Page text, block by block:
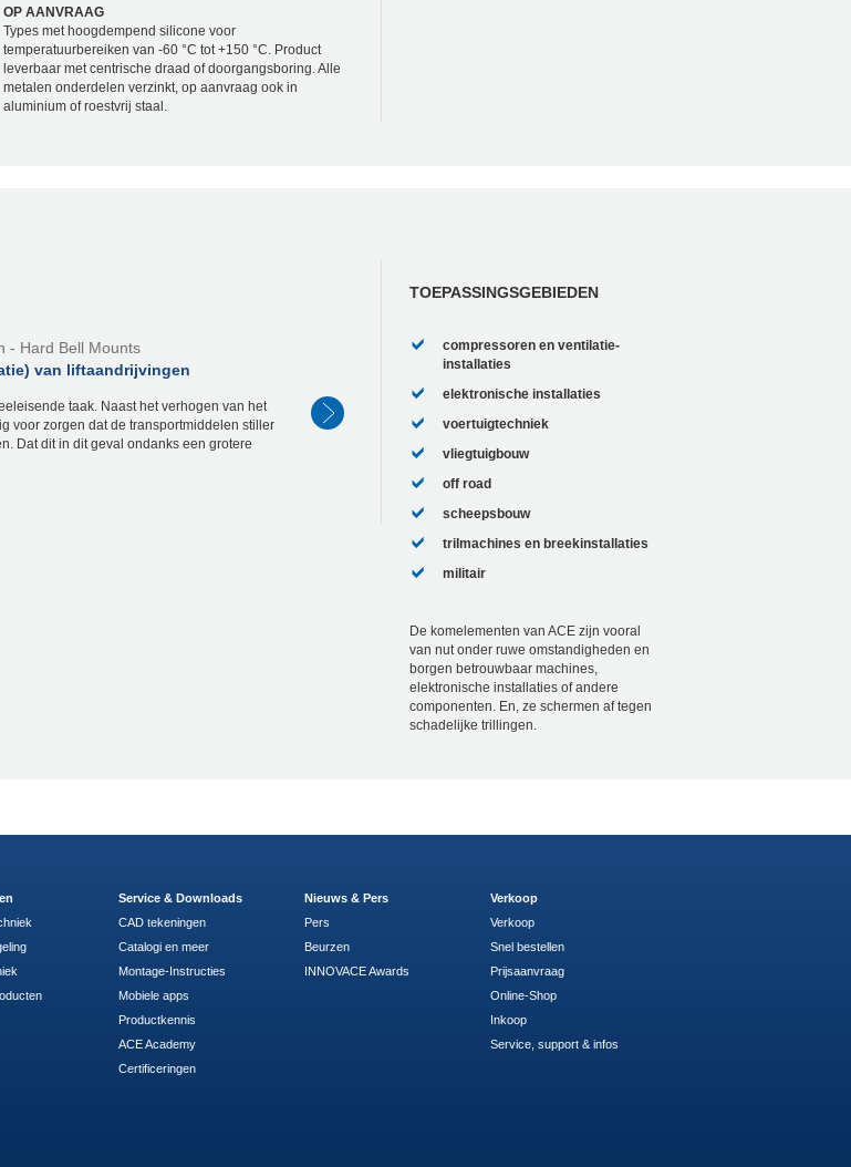
OP AANVRAAG
Types met hoogdempend silicone voor
temperatuurbereiken van -60 °C tot +150 °C. Product
leverbaar met centrische draad of doorgangsboring. Alle
metalen onderdelen verzinkt, op aanvraag ook in
aluminium of roestvrij staal.
- Hard Bell Mounts
van liftaandrijvingen
taak. Naast het verhogen van het
voor zorgen dat de transportmiddelen stiller
Dat dit in dit geval ondanks een grotere
TOEPASSINGSGEBIEDEN
compressoren en ventilatie-
installaties
elektronische installaties
voertuigtechniek
vliegtuigbouw
off road
scheepsbouw
trilmachines en breekinstallaties
militair
De komelementen van ACE zijn vooral
van nut onder ruwe omstandigheden en
borgen betrouwbaar machines,
elektronische installaties of andere
componenten. En, ze schermen af tegen
schadelijke trillingen.
Service & Downloads
CAD tekeningen
Catalogi en meer
Montage-Instructies
Mobiele apps
Productkennis
ACE Academy
Certificeringen
Nieuws & Pers
Pers
Beurzen
INNOVACE Awards
Verkoop
Verkoop
Snel bestellen
Prijsaanvraag
Online-Shop
Inkoop
Service, support & infos